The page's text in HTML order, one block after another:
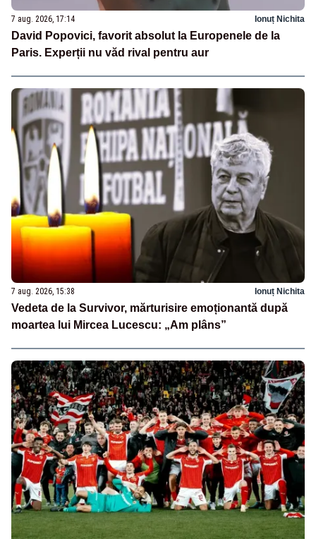
7 aug. 2026, 17:14 Ionuț Nichita
David Popovici, favorit absolut la Europenele de la
Paris. Experții nu văd rival pentru aur
7 aug. 2026, 15:38 Ionuț Nichita
Vedeta de la Survivor, mărturisire emoționantă după
moartea lui Mircea Lucescu: „Am plâns”